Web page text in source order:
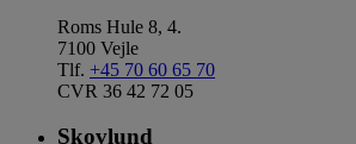
Roms Hule 8, 4.
7100 Vejle
Tlf. +45 70 60 65 70
CVR 36 42 72 05
Skovlund